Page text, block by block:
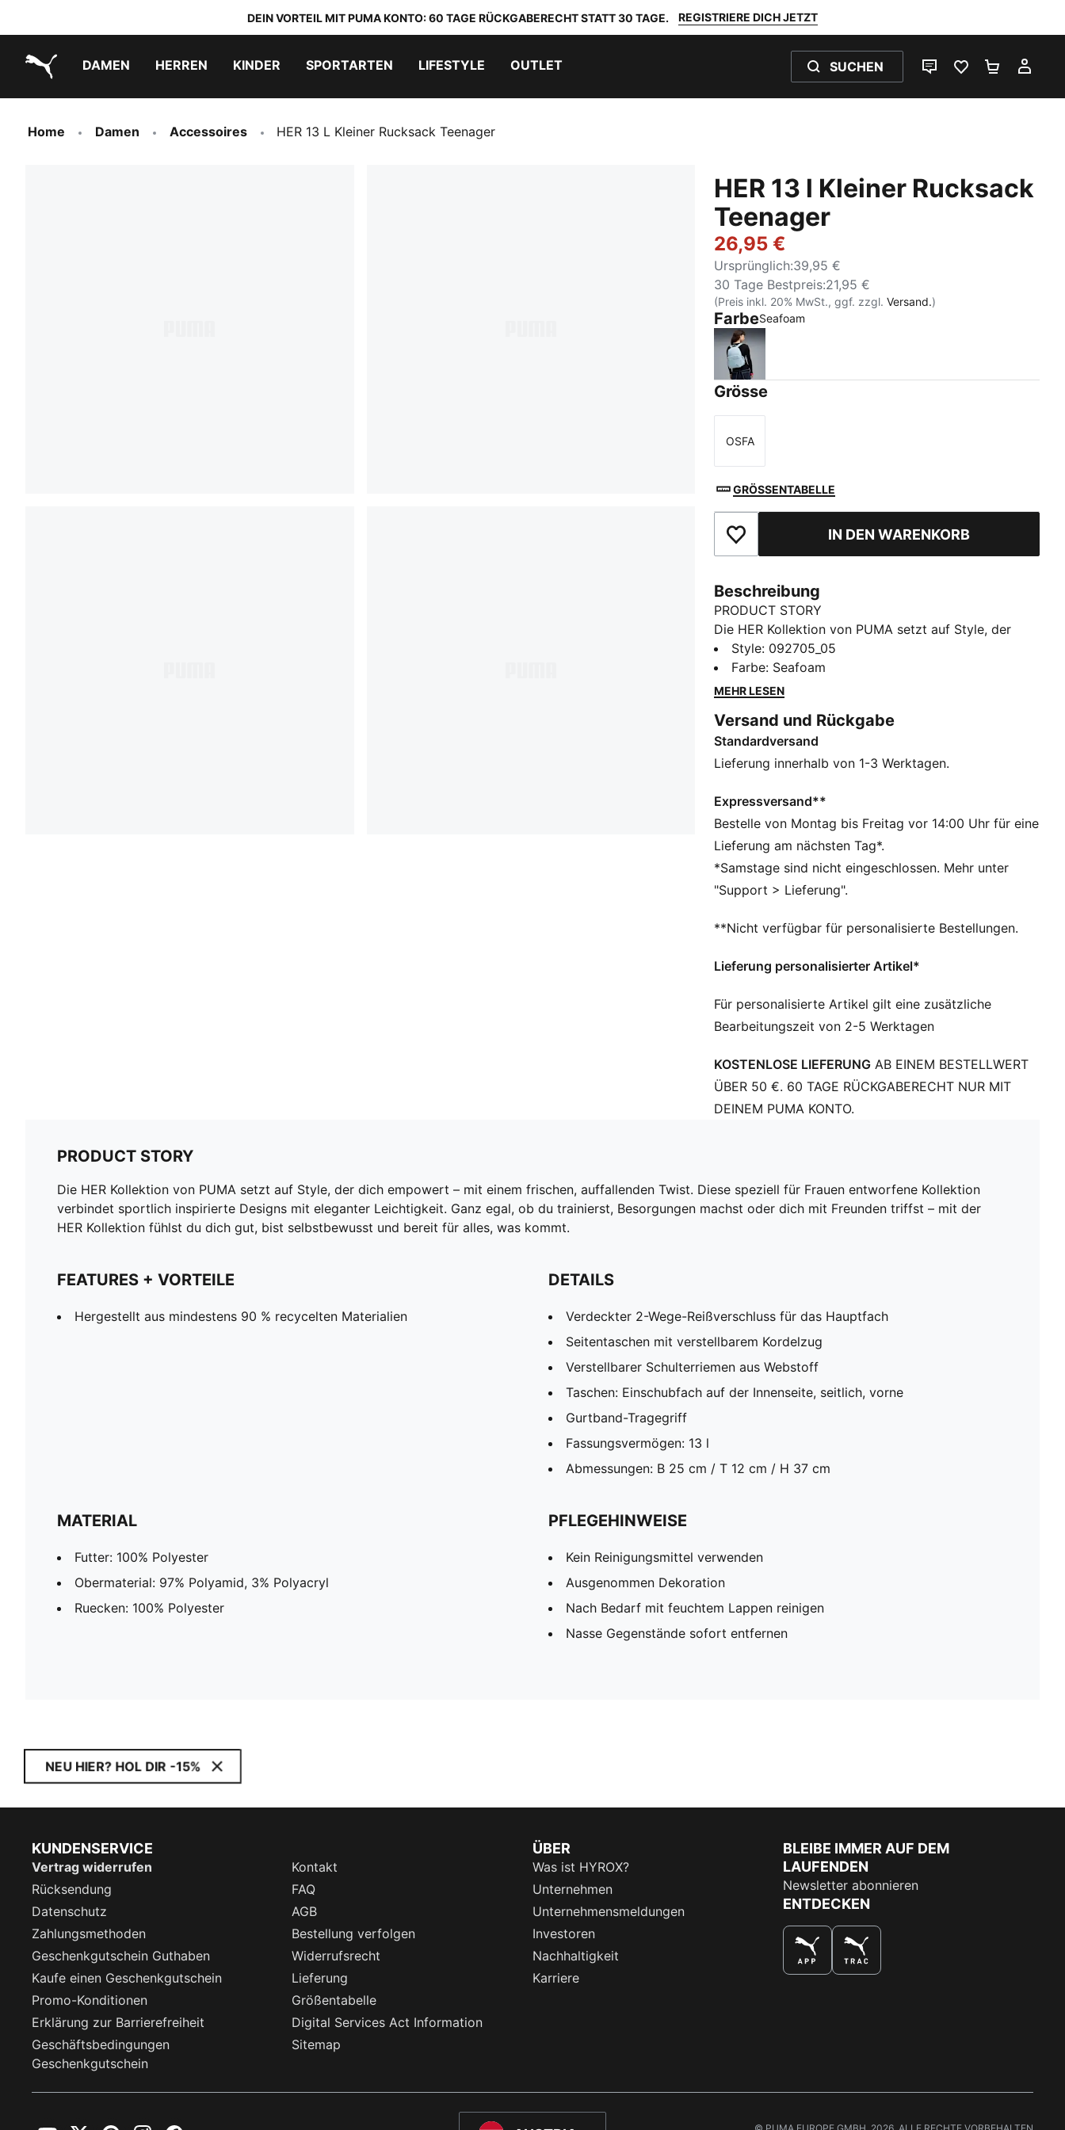
DEIN VORTEIL MIT PUMA KONTO: 60 TAGE RÜCKGABERECHT STATT 30 TAGE. REGISTRIERE DICH JETZT
DAMEN HERREN KINDER SPORTARTEN LIFESTYLE OUTLET SUCHEN
LIVE-CHATFAVORITEN 0
Home Damen Accessoires HER 13 L Kleiner Rucksack Teenager
HER 13 l Kleiner Rucksack
Teenager
26,95 €
Ursprünglich:39,95 €
30 Tage Bestpreis:21,95 €
(Preis inkl. 20% MwSt., ggf. zzgl.Versand.)
FarbeSeafoam
Seafoam
Grösse
Größe
OSFA
GRÖSSENTABELLE
Zu Favoriten hinzufügenIN DEN WARENKORB
Beschreibung
PRODUCT STORY
Die HER Kollektion von PUMA setzt auf Style, der
dich empowert – mit einem frischen, auffallenden
Twist. Diese speziell für Frauen entworfene Kollektion
verbindet sportlich inspirierte Designs mit eleganter
machst oder dich mit Freunden triffst – mit der HER
Kollektion fühlst du dich gut, bist selbstbewusst und
bereit für alles, was kommt.
Hergestellt aus mindestens 90 % recycelten
Materialien
DETAILS
Verdeckter 2-Wege-Reißverschluss für das Hauptfach
Seitentaschen mit verstellbarem Kordelzug
Verstellbarer Schulterriemen aus Webstoff
vorne
Fassungsvermögen: 13 l
Style: 092705_05
Farbe: Seafoam
MEHR LESEN
Versand und Rückgabe
Standardversand
Lieferung innerhalb von 1-3 Werktagen.
Expressversand**
Bestelle von Montag bis Freitag vor 14:00 Uhr für eine
Lieferung am nächsten Tag*.
*Samstage sind nicht eingeschlossen. Mehr unter
"Support > Lieferung".
**Nicht verfügbar für personalisierte Bestellungen.
Lieferung personalisierter Artikel*
Für personalisierte Artikel gilt eine zusätzliche
Bearbeitungszeit von 2-5 Werktagen
KOSTENLOSE LIEFERUNG AB EINEM BESTELLWERT
ÜBER 50 €. 60 TAGE RÜCKGABERECHT NUR MIT
DEINEM PUMA KONTO.
PRODUCT STORY
Die HER Kollektion von PUMA setzt auf Style, der dich empowert – mit einem frischen, auffallenden Twist. Diese speziell für Frauen entworfene Kollektion
verbindet sportlich inspirierte Designs mit eleganter Leichtigkeit. Ganz egal, ob du trainierst, Besorgungen machst oder dich mit Freunden triffst – mit der
HER Kollektion fühlst du dich gut, bist selbstbewusst und bereit für alles, was kommt.
FEATURES + VORTEILE
Hergestellt aus mindestens 90 % recycelten Materialien
DETAILS
Verdeckter 2-Wege-Reißverschluss für das Hauptfach
Seitentaschen mit verstellbarem Kordelzug
Verstellbarer Schulterriemen aus Webstoff
Taschen: Einschubfach auf der Innenseite, seitlich, vorne
Gurtband-Tragegriff
Fassungsvermögen: 13 l
Abmessungen: B 25 cm / T 12 cm / H 37 cm
MATERIAL
Futter: 100% Polyester
Obermaterial: 97% Polyamid, 3% Polyacryl
Ruecken: 100% Polyester
PFLEGEHINWEISE
Kein Reinigungsmittel verwenden
Ausgenommen Dekoration
Nach Bedarf mit feuchtem Lappen reinigen
Nasse Gegenstände sofort entfernen
NEU HIER? HOL DIR -15%
KUNDENSERVICE
Vertrag widerrufen
Kontakt
Rücksendung
FAQ
Datenschutz
AGB
Zahlungsmethoden
Bestellung verfolgen
Geschenkgutschein Guthaben
Widerrufsrecht
Kaufe einen Geschenkgutschein
Lieferung
Promo-Konditionen
Größentabelle
Erklärung zur Barrierefreiheit
Digital Services Act Information
Geschäftsbedingungen
Geschenkgutschein
Sitemap
ÜBER
Was ist HYROX?
Unternehmen
Unternehmensmeldungen
Investoren
Nachhaltigkeit
Karriere
BLEIBE IMMER AUF DEM
LAUFENDEN
Newsletter abonnieren
ENTDECKEN